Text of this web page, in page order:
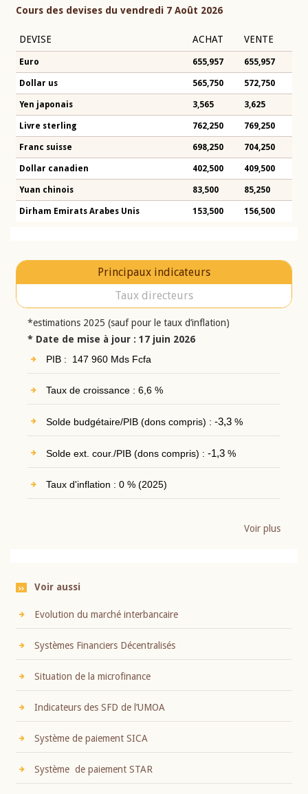
Cours des devises du vendredi 7 Août 2026
DEVISE ACHAT VENTE
Euro 655,957 655,957
Dollar us 565,750 572,750
Yen japonais 3,565 3,625
Livre sterling 762,250 769,250
Franc suisse 698,250 704,250
Dollar canadien 402,500 409,500
Yuan chinois 83,500 85,250
Dirham Emirats Arabes Unis 153,500 156,500
Principaux indicateurs
Taux directeurs
*estimations 2025 (sauf pour le taux d’inflation)
* Date de mise à jour : 17 juin 2026
PIB : 147 960 Mds Fcfa
Taux de croissance : 6,6 %
Solde budgétaire/PIB (dons compris) : -3,3%
Solde ext. cour./PIB (dons compris) : -1,3%
Taux d'inflation : 0 % (2025)
Voir plus
Voir aussi
Evolution du marché interbancaire
Systèmes Financiers Décentralisés
Situation de la microfinance
Indicateurs des SFD de l’UMOA
Système de paiement SICA
Système de paiement STAR